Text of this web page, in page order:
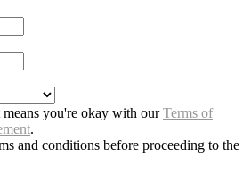
you're okay with ourTerms of
.
and conditions before proceeding to the